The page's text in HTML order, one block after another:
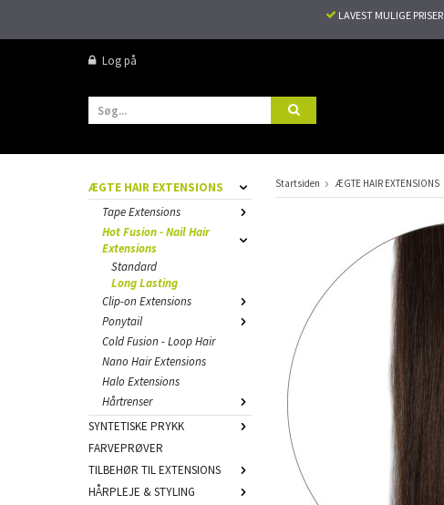
LAVEST MULIGE PRISER
Log på
ÆGTE HAIR EXTENSIONS
Tape Extensions
Hot Fusion - Nail Hair
Extensions
Standard
Long Lasting
Clip-on Extensions
Ponytail
Cold Fusion - Loop Hair
Nano Hair Extensions
Halo Extensions
Hårtrenser
SYNTETISKE PRYKK
FARVEPRØVER
TILBEHØR TIL EXTENSIONS
HÅRPLEJE & STYLING
Startsiden ÆGTE HAIR EXTENSIONS